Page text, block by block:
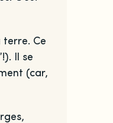
terre. Ce
Il se
(car,